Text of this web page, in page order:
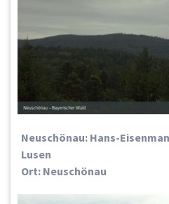
Neuschönau: Hans-
Lusen
Ort: Neuschönau